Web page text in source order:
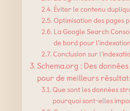
Éviter le contenu
Optimisation des pages
La Google Search
de bord pour l'indexation
Conclusion sur
Schema.org : Des
pour de meilleurs
Que sont les données
pourquoi sont-elles